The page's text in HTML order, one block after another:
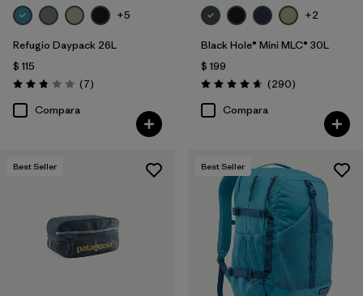
+5
Refugio Daypack 26L
$ 115
Valoración: 2.9 / 5
(7Comentarios
)
Compara
+2
Black Hole® Mini MLC® 30L
$ 199
Valoración: 4.7 / 5
(290Comentarios
)
Compara
Best Seller Best Seller